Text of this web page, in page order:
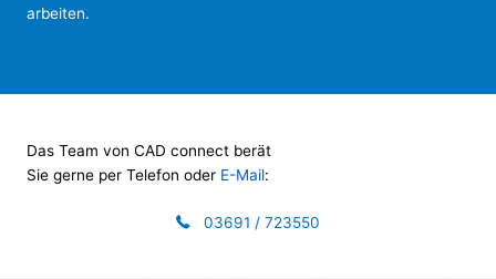
arbeiten.
Das Team von CAD connect berät
Sie gerne per Telefon oder E-Mail:
03691 / 723550